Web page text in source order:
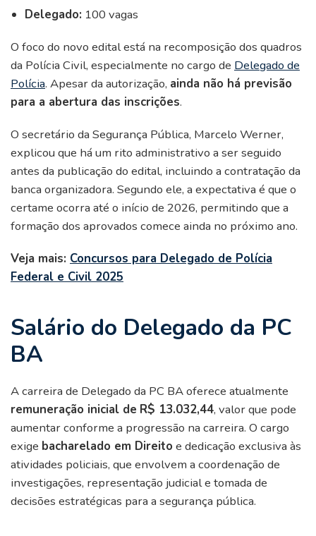
Delegado: 100 vagas
O foco do novo edital está na recomposição dos quadros
da Polícia Civil, especialmente no cargo de Delegado de
Polícia. Apesar da autorização, ainda não há previsão
para a abertura das inscrições.
O secretário da Segurança Pública, Marcelo Werner,
explicou que há um rito administrativo a ser seguido
antes da publicação do edital, incluindo a contratação da
banca organizadora. Segundo ele, a expectativa é que o
certame ocorra até o início de 2026, permitindo que a
formação dos aprovados comece ainda no próximo ano.
Veja mais: Concursos para Delegado de Polícia
Federal e Civil 2025
Salário do Delegado da PC
BA
A carreira de Delegado da PC BA oferece atualmente
remuneração inicial de R$ 13.032,44, valor que pode
aumentar conforme a progressão na carreira. O cargo
exige bacharelado em Direito e dedicação exclusiva às
atividades policiais, que envolvem a coordenação de
investigações, representação judicial e tomada de
decisões estratégicas para a segurança pública.